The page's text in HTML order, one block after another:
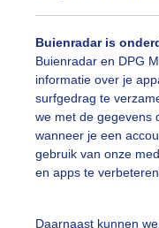
Buienradar is
Buienradar en DPG
informatie over je
surfgedrag te
we met de gegevens
wanneer je een
gebruik van onze
en apps te verbeteren.
Daarnaast kunnen
fietsclub treft het niet